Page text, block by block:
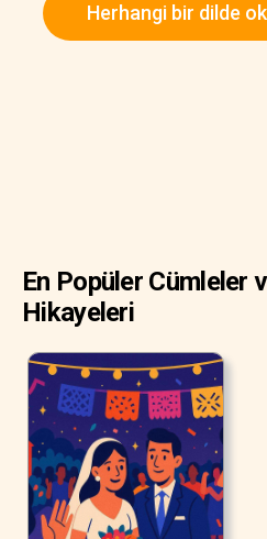
Herhangi bir dilde
En Popüler Cümleler
Hikayeleri